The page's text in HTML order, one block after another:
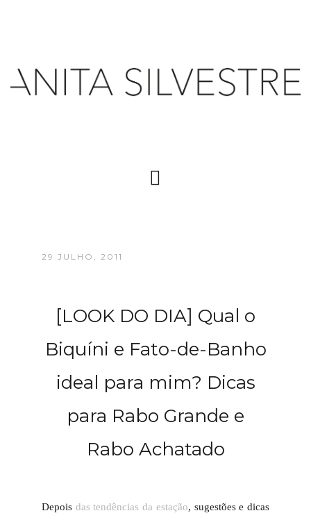
29 JULHO, 2011
[LOOK DO DIA] Qual o
Biquíni e Fato-de-Banho
ideal para mim? Dicas
para Rabo Grande e
Rabo Achatado
Depois das tendências da estação, sugestões e dicas